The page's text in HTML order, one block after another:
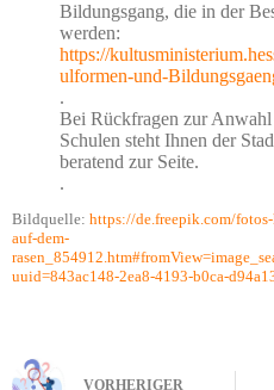
Bildungsgang, die in der
werden:
https://
ulformen-und-
.
Bei Rückfragen zur
Schulen steht Ihnen der
beratend zur Seite.
.
Bildquelle: https://de.freepik.com/
auf-dem-
uuid=843ac148-2ea8-4193-b0ca-
VORHERIGER